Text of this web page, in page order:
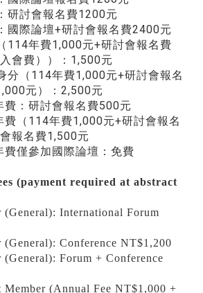
研討會報名費1200元
國際論壇+研討會報名費2400元
114年費1,000元+研討會報名費
會費））：1,500元
分（114年費1,000元+研討會報名
元）：2,500元
：研討會報名費500元
（114年費1,000元+研討會報名
報名費1,500元
僅參加國際論壇：免費
(payment required at abstract
(General): International Forum
(General): Conference NT$1,200
(General): Forum + Conference
Member (Annual Fee NT$1,000 +